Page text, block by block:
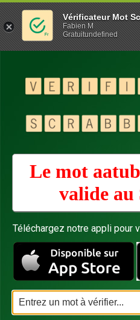
Le mot
valide au
Téléchargez notre appli pour
Vérificateur Mot
Fabien M
Gratuitundefined